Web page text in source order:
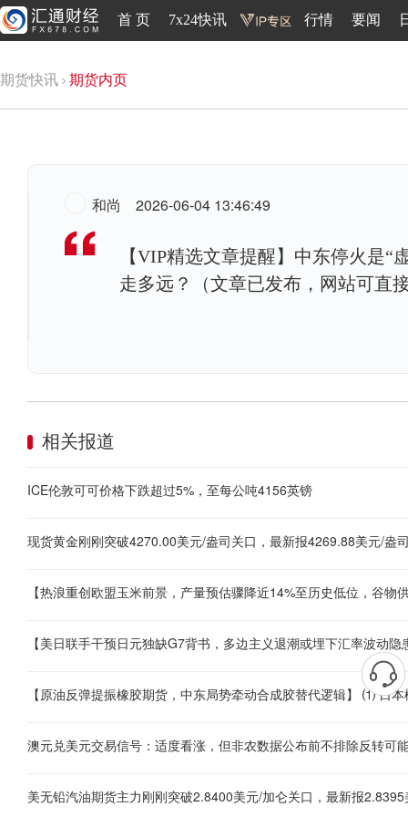
首 页 7x24快讯 行情 要闻
期货快讯 期货内页
和尚 2026-06-04 13:46:49
【VIP精选文章提醒】中东停火是
走多远？（文章已发布，网站可直
相关报道
ICE伦敦可可价格下跌超过5%，至每公吨4156英镑
澳元兑美元交易信号：适度看涨，但非农数据公布前不排除反转可
美无铅汽油期货主力刚刚突破2.8400美元/加仑关口，最新报